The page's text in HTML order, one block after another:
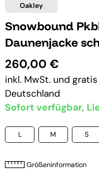
Oakley
Snowbound
Daunenjacke
260,00 €
inkl. MwSt. und
Deutschland
Sofort verfügbar,
L M S
Größeninformation